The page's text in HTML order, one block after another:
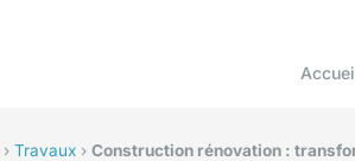
› Travaux › Construction rénovation :